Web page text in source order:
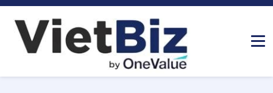
ホーム» メディア記事»ベトナム進出戦略に必須の市場調査と